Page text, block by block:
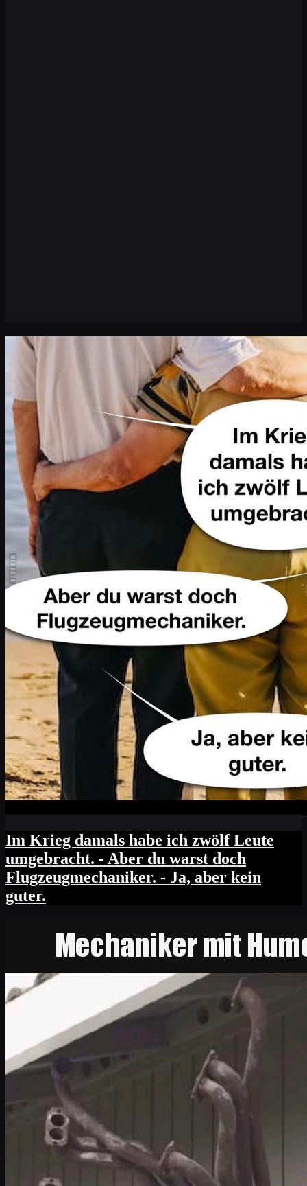
Im Krieg damals habe ich zwölf Leute
umgebracht. - Aber du warst doch
Flugzeugmechaniker. - Ja, aber kein
guter.